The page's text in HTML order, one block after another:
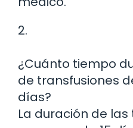
2.
¿Cuánto tiempo
de transfusiones
días?
La duración de